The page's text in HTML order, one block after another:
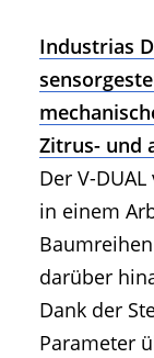
Industrias
Zitrus- und
Der V-
in einem
darüber
Dank der
Parameter